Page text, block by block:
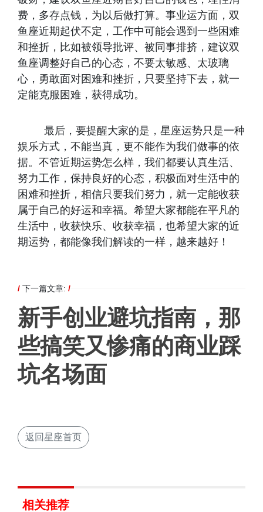
费，多存点钱，为以后做打算。事业运方面，双
鱼座近期起伏不定，工作中可能会遇到一些困难
和挫折，比如被领导批评、被同事排挤，建议双
鱼座调整好自己的心态，不要太敏感、太玻璃
心，勇敢面对困难和挫折，只要坚持下去，就一
定能克服困难，获得成功。
最后，要提醒大家的是，星座运势只是一种
娱乐方式，不能当真，更不能作为我们做事的依
据。不管近期运势怎么样，我们都要认真生活、
努力工作，保持良好的心态，积极面对生活中的
困难和挫折，相信只要我们努力，就一定能收获
属于自己的好运和幸福。希望大家都能在平凡的
生活中，收获快乐、收获幸福，也希望大家的近
期运势，都能像我们解读的一样，越来越好！
/ 下一篇文章: /
新手创业避坑指南，那
些搞笑又惨痛的商业踩
坑名场面
返回星座首页
相关推荐